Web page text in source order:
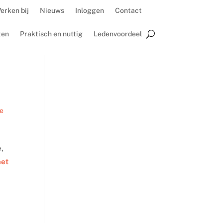
bij Nieuws Inloggen Contact
Praktisch en nuttig Ledenvoordeel